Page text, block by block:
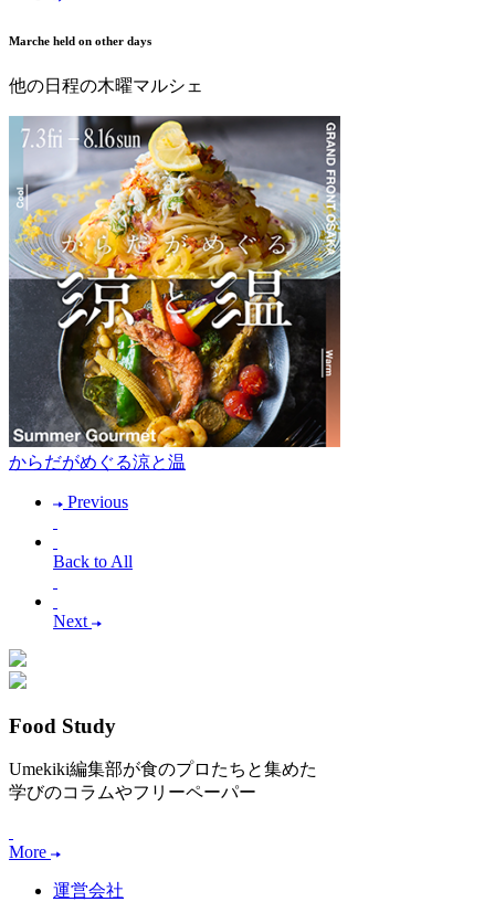
Marche held on other days
他の日程の木曜マルシェ
からだがめぐる涼と温
Previous
Back to All
Next
Food Study
Umekiki編集部が食のプロたちと集めた
学びのコラムやフリーペーパー
More
運営会社